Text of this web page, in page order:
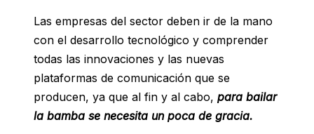
Las empresas del sector deben ir de la mano
con el desarrollo tecnológico y comprender
todas las innovaciones y las nuevas
plataformas de comunicación que se
producen, ya que al fin y al cabo, para bailar
la bamba se necesita un poca de gracia.